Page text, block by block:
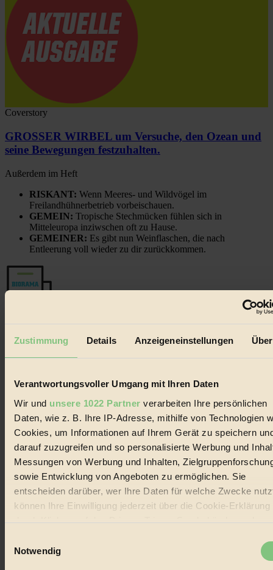
Zustimmung Details Anzeigeneinstellungen
Verantwortungsvoller Umgang mit Ihren Daten
Wir und unsere 1022 Partner verarbeiten Ihre persönlichen
Daten, wie z. B. Ihre IP-Adresse, mithilfe von Technologien
Cookies, um Informationen auf Ihrem Gerät zu speichern
darauf zuzugreifen und so personalisierte Werbung und
Messungen von Werbung und Inhalten,
sowie Entwicklung von Angeboten zu ermöglichen. Sie
entscheiden darüber, wer Ihre Daten für welche Zwecke
können Ihre Einwilligung jederzeit über die Cookie-Erklärung
durch Klicken auf das Privacy Trigger Symbol ändern oder
Notwendig
Coverstory
GROSSER WIRBEL um Versuche, den Ozean und
seine Bewegungen festzuhalten.
Außerdem im Heft
RISKANT: Wenn Meeres- und Wildvögel im
Freilandhühnerbetrieb vorbeischauen.
GEMEIN: Tropische Stechmücken fühlen sich in
Mitteleuropa inziwschen oft zu Hause.
GEMEINER: Es gibt nun Weinflaschen, die nach
Entleerung voll wieder zu dir zurückkommen.
Erhalte in regelmäßigen Abständen die aktuellsten Artikel,
Jetzt eintragen:
© 2026 Biorama GmbH
Impressum & Disclaimer
Biorama steht für einen nachhaltigen Lebensstil und bewussten